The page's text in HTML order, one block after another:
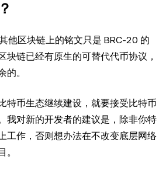
他区块链上的铭文只是 BRC-20 的
块链已经有原生的可替代代币协议，
的。
特币生态继续建设，就要接受比特币
我对新的开发者的建议是，除非你特
工作，否则想办法在不改变底层网络
。